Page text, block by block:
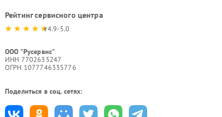
Рейтинг сервисного центра
4.9-5.0
ООО "Русервис"
ИНН 7702633247
ОГРН 1077746335776
Поделиться в соц. сетях: